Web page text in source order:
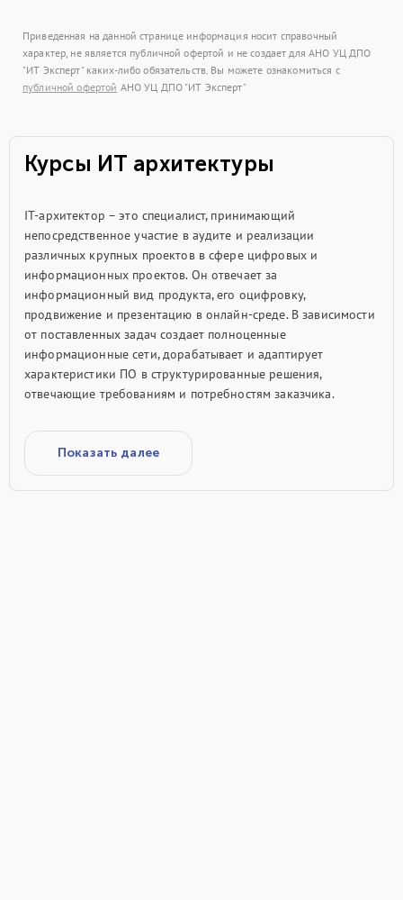
Приведенная на данной странице информация носит справочный
характер, не является публичной офертой и не создает для АНО УЦ ДПО
"ИТ Эксперт" каких-либо обязательств. Вы можете ознакомиться с
публичной офертой АНО УЦ ДПО "ИТ Эксперт"
Курсы ИТ архитектуры
IT-архитектор – это специалист, принимающий
непосредственное участие в аудите и реализации
различных крупных проектов в сфере цифровых и
информационных проектов. Он отвечает за
информационный вид продукта, его оцифровку,
продвижение и презентацию в онлайн-среде. В зависимости
от поставленных задач создает полноценные
информационные сети, дорабатывает и адаптирует
характеристики ПО в структурированные решения,
отвечающие требованиям и потребностям заказчика.
Показать далее